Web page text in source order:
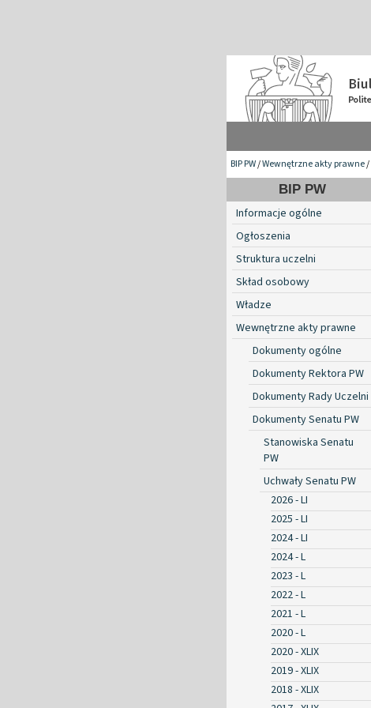
BIP PW/Wewnętrzne akty prawne/
BIP PW
Informacje ogólne
Ogłoszenia
Struktura uczelni
Skład osobowy
Władze
Wewnętrzne akty prawne
Dokumenty ogólne
Dokumenty Rektora PW
Dokumenty Rady Uczelni
Dokumenty Senatu PW
Stanowiska Senatu
PW
Uchwały Senatu PW
2026 - LI
2025 - LI
2024 - LI
2024 - L
2023 - L
2022 - L
2021 - L
2020 - L
2020 - XLIX
2019 - XLIX
2018 - XLIX